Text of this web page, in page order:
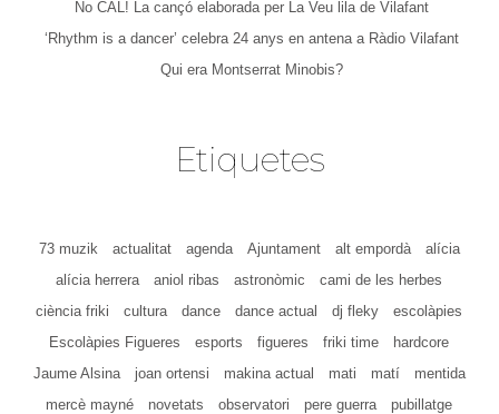
No CAL! La cançó elaborada per La Veu lila de Vilafant
‘Rhythm is a dancer’ celebra 24 anys en antena a Ràdio Vilafant
Qui era Montserrat Minobis?
Etiquetes
73 muzik actualitat agenda Ajuntament alt empordà
alícia
alícia herrera
aniol ribas astronòmic
cami de les herbes
ciència friki
cultura dance dance actual dj fleky
escolàpies
Escolàpies Figueres
esports figueres friki time
hardcore
Jaume Alsina
joan ortensi makina actual mati matí
mentida
mercè mayné
novetats observatori pere guerra
pubillatge